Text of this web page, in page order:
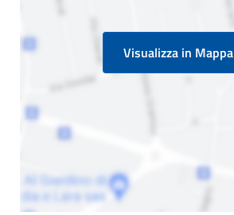
Visualizza in Mappa